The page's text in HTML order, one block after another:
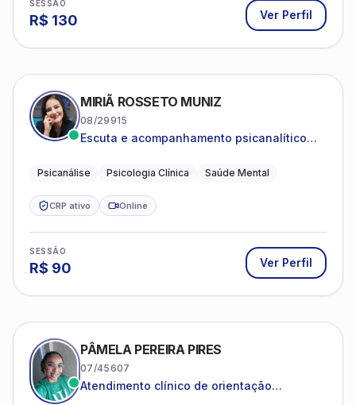
SESSÃO
R$ 130 Ver Perfil
MIRIÃ ROSSETO MUNIZ
08/29915
Escuta e acompanhamento psicanalítico
Psicanálise Psicologia Clínica Saúde Mental
CRP ativo Online
SESSÃO
R$ 90 Ver Perfil
PÂMELA PEREIRA PIRES
07/45607
Atendimento clínico de orientação